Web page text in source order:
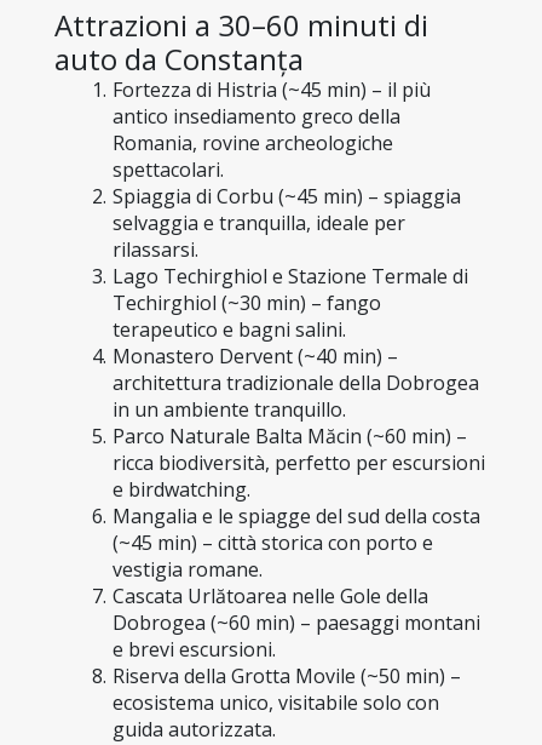
Attrazioni a 30–60 minuti di
auto da Constanța
Fortezza di Histria (~45 min) – il più
antico insediamento greco della
Romania, rovine archeologiche
spettacolari.
Spiaggia di Corbu (~45 min) – spiaggia
selvaggia e tranquilla, ideale per
rilassarsi.
Lago Techirghiol e Stazione Termale di
Techirghiol (~30 min) – fango
terapeutico e bagni salini.
Monastero Dervent (~40 min) –
architettura tradizionale della Dobrogea
in un ambiente tranquillo.
Parco Naturale Balta Măcin (~60 min) –
ricca biodiversità, perfetto per escursioni
e birdwatching.
Mangalia e le spiagge del sud della costa
(~45 min) – città storica con porto e
vestigia romane.
Cascata Urlătoarea nelle Gole della
Dobrogea (~60 min) – paesaggi montani
e brevi escursioni.
Riserva della Grotta Movile (~50 min) –
ecosistema unico, visitabile solo con
guida autorizzata.